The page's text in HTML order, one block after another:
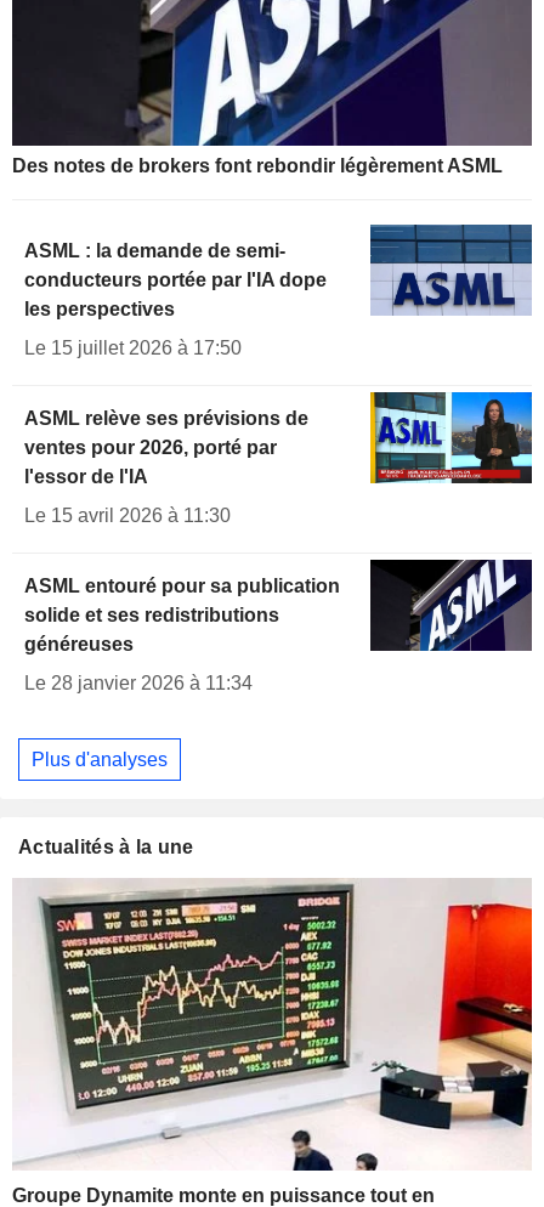
Des notes de brokers font rebondir légèrement ASML
ASML : la demande de semi-
conducteurs portée par l'IA dope
les perspectives
Le 15 juillet 2026 à 17:50
ASML relève ses prévisions de
ventes pour 2026, porté par
l'essor de l'IA
Le 15 avril 2026 à 11:30
ASML entouré pour sa publication
solide et ses redistributions
généreuses
Le 28 janvier 2026 à 11:34
Plus d'analyses
Actualités à la une
Groupe Dynamite monte en puissance tout en